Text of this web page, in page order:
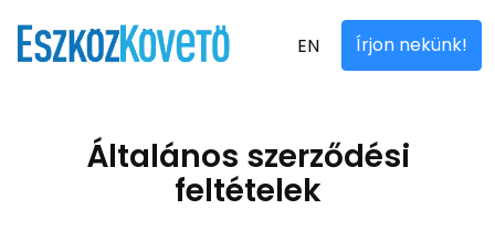
EN Írjon nekünk!
Általános szerződési
feltételek